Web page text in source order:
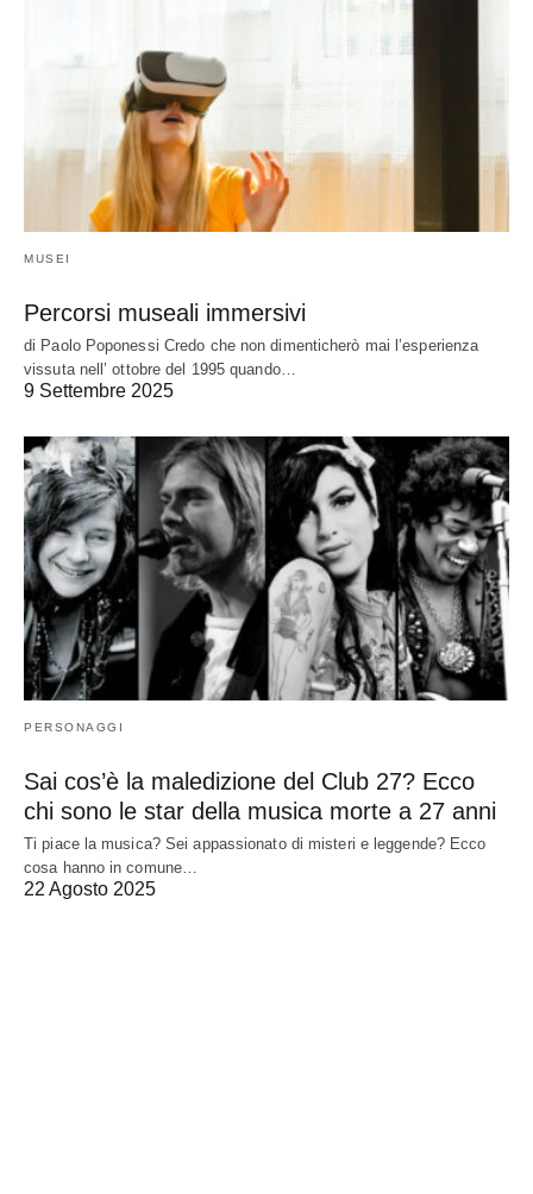
MUSEI
Percorsi museali immersivi
di Paolo Poponessi Credo che non dimenticherò mai l’esperienza
vissuta nell’ ottobre del 1995 quando…
9 Settembre 2025
PERSONAGGI
Sai cos’è la maledizione del Club 27? Ecco
chi sono le star della musica morte a 27 anni
Ti piace la musica? Sei appassionato di misteri e leggende? Ecco
cosa hanno in comune…
22 Agosto 2025